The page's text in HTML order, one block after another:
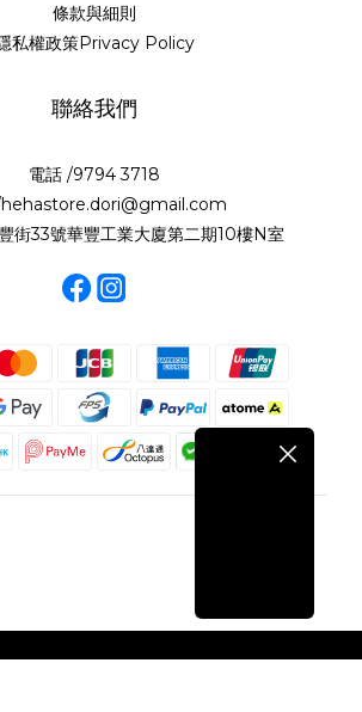
條款與細則
私權政策Privacy Policy
聯絡我們
電話 /9794 3718
hehastore.dori@gmail.com
街33號華豐工業大廈第二期10樓N室